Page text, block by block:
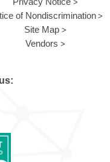
of Nondiscrimination
Site Map
Vendors